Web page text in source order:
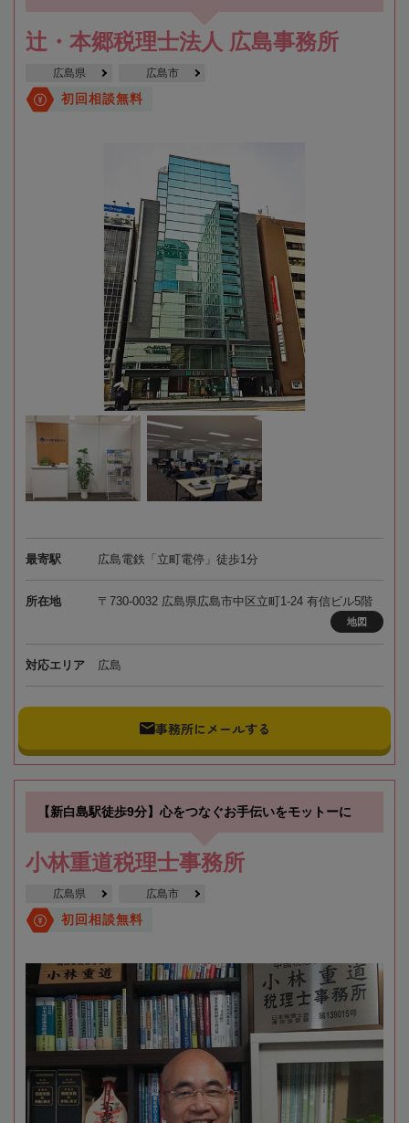
辻・本郷税理士法人 広島事務所
広島県 広島市
初回相談無料
最寄駅 広島電鉄「立町電停」徒歩1分
所在地 〒730-0032 広島県広島市中区立町1-24 有信ビル5階
地図
対応エリア 広島
事務所にメールする
【新白島駅徒歩9分】心をつなぐお手伝いをモットーに
小林重道税理士事務所
広島県 広島市
初回相談無料